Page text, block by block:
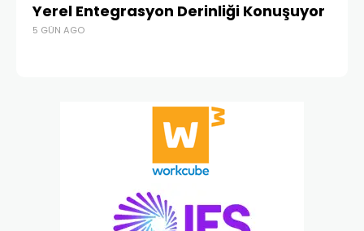
Yerel Entegrasyon Derinliği Konuşuyor
5 GÜN AGO